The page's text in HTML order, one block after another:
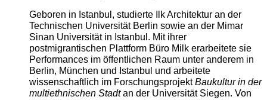
Geboren in Istanbul, studierte Ilk Architektur an der
Technischen Universität Berlin sowie an der Mimar
Sinan Universität in Istanbul. Mit ihrer
postmigrantischen Plattform Büro Milk erarbeitete sie
Performances im öffentlichen Raum unter anderem in
Berlin, München und Istanbul und arbeitete
wissenschaftlich im ForschungsprojektBaukultur in der
multiethnischen Stadtan der Universität Siegen. Von